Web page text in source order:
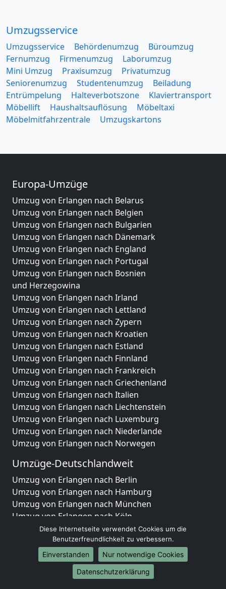
Umzugsservice
Umzugsservice Behördenumzug
Büroumzug
Fernumzug
Firmenumzug
Laborumzug
Mini Umzug
Praxisumzug
Privatumzug
Seniorenumzug
Studentenumzug
Beiladung
Entrümpelung
Halteverbotszone
Klaviertransport
Möbellift
Haushaltsauflösung
Möbeltaxi
Möbelmitfahrzentrale
Umzugskartons
Europa-Umzüge
Umzug von Erlangen nach Belarus
Umzug von Erlangen nach Belgien
Umzug von Erlangen nach Bulgarien
Umzug von Erlangen nach Dänemark
Umzug von Erlangen nach England
Umzug von Erlangen nach Portugal
Umzug von Erlangen nach Bosnien
und Herzegowina
Umzug von Erlangen nach Irland
Umzug von Erlangen nach Lettland
Umzug von Erlangen nach Zypern
Umzug von Erlangen nach Kroatien
Umzug von Erlangen nach Estland
Umzug von Erlangen nach Finnland
Umzug von Erlangen nach Frankreich
Umzug von Erlangen nach Griechenland
Umzug von Erlangen nach Italien
Umzug von Erlangen nach Liechtenstein
Umzug von Erlangen nach Luxemburg
Umzug von Erlangen nach Niederlande
Umzug von Erlangen nach Norwegen
Umzüge-Deutschlandweit
Umzug von Erlangen nach Berlin
Umzug von Erlangen nach Hamburg
Umzug von Erlangen nach München
Umzug von Erlangen nach Köln
Umzug von Erlangen nach Frankfurt am Main
Umzug von Erlangen nach Stuttgart
Umzug von Erlangen nach Düsseldorf
Umzug von Erlangen nach Leipzig
Umzug von Erlangen nach Dortmund
Diese Internetseite verwendet Cookies um die
Benutzerfreundlichkeit zu verbessern.
Einverstanden
Nur notwendige Cookies
Datenschutzerklärung